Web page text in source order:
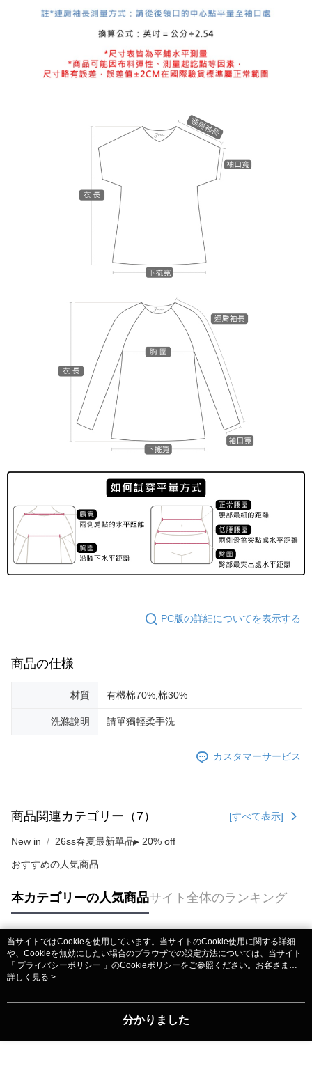
PC版の詳細についてを表示する
商品の仕様
材質 有機棉70%,棉30%
洗滌說明 請單獨輕柔手洗
カスタマーサービス
商品関連カテゴリー（7） [すべて表示]
New in 26ss春夏最新單品▸ 20% off
おすすめの人気商品
本カテゴリーの人気商品サイト全体のランキング
人気タグ
当サイトではCookieを使用しています。当サイトのCookie使用に関する詳細
や、Cookieを無効にしたい場合のブラウザでの設定方法については、当サイト
「 プライバシーポリシー 」のCookieポリシーをご参照ください。お客さま
が、当サイトを引き続き使用される場合、当社がサイト利用規約のCookieポリ
詳しく見る >
分かりました